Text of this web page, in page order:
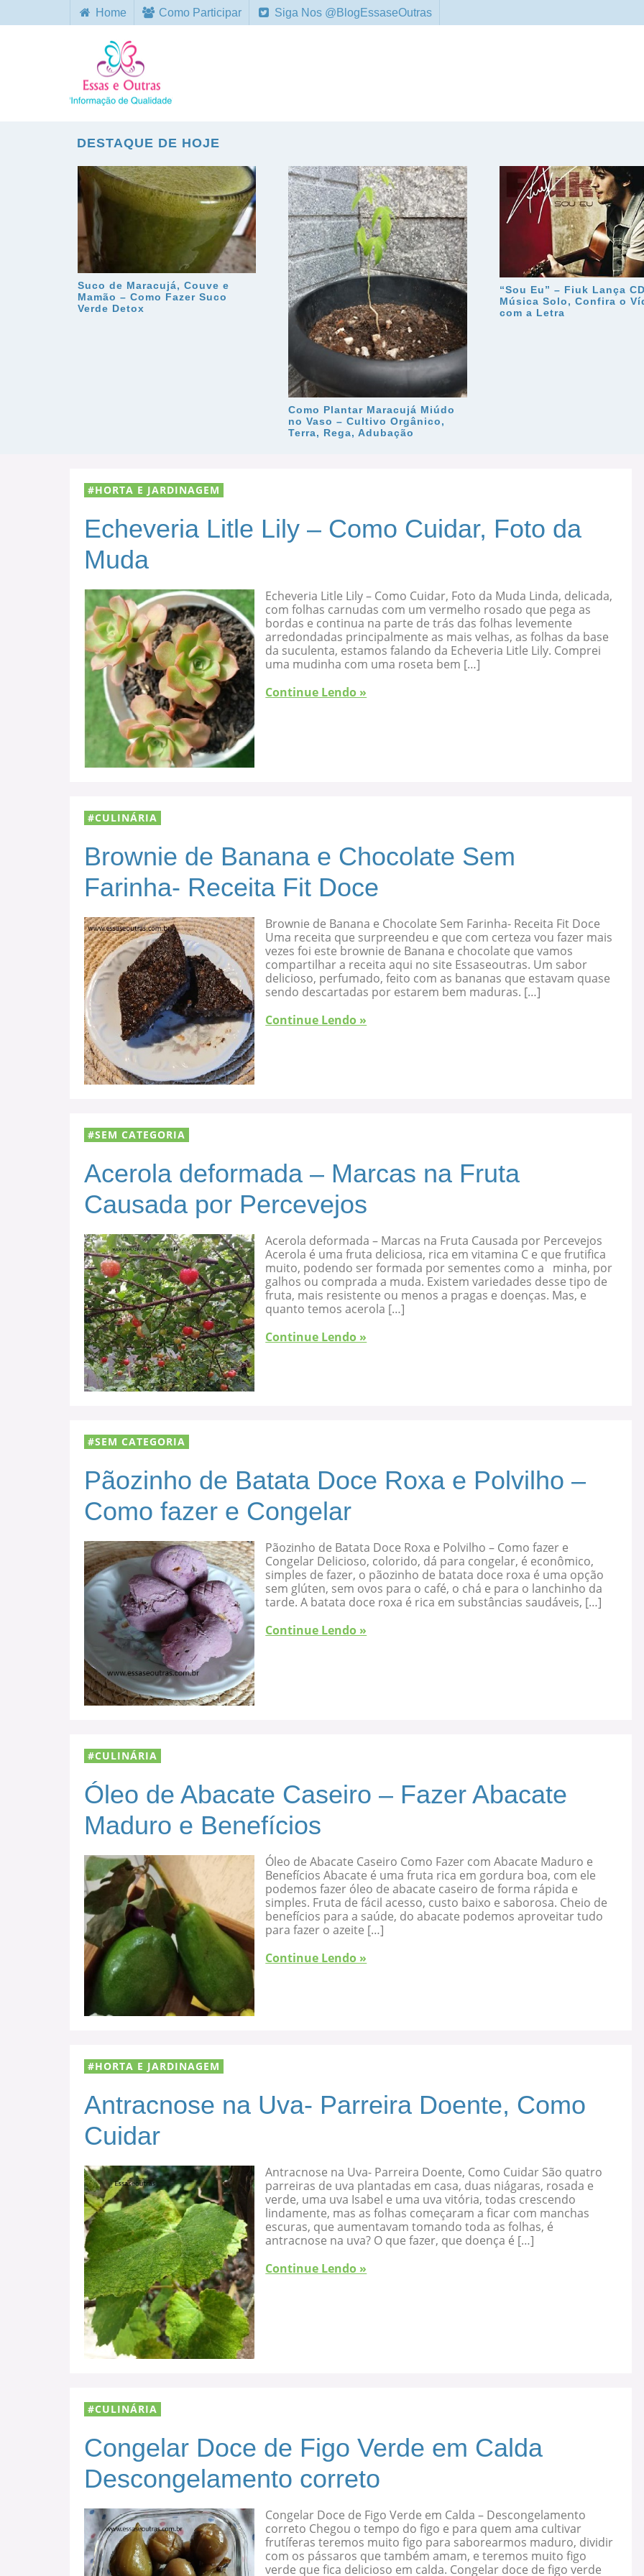
Home Como Participar Siga Nos @BlogEssaseOutras
DESTAQUE DE HOJE
Suco de Maracujá, Couve e
Mamão – Como Fazer Suco
Verde Detox
Como Plantar Maracujá Miúdo
no Vaso – Cultivo Orgânico,
Terra, Rega, Adubação
“Sou Eu” – Fiuk Lança
Música Solo, Confira o
com a Letra
HORTA E JARDINAGEM
Echeveria Litle Lily – Como Cuidar, Foto da
Muda
Echeveria Litle Lily – Como Cuidar, Foto da Muda Linda, delicada,
com folhas carnudas com um vermelho rosado que pega as
bordas e continua na parte de trás das folhas levemente
arredondadas principalmente as mais velhas, as folhas da base
da suculenta, estamos falando da Echeveria Litle Lily. Comprei
uma mudinha com uma roseta bem […]
Continue Lendo »
CULINÁRIA
Brownie de Banana e Chocolate Sem
Farinha- Receita Fit Doce
Brownie de Banana e Chocolate Sem Farinha- Receita Fit Doce
Uma receita que surpreendeu e que com certeza vou fazer mais
vezes foi este brownie de Banana e chocolate que vamos
compartilhar a receita aqui no site Essaseoutras. Um sabor
delicioso, perfumado, feito com as bananas que estavam quase
sendo descartadas por estarem bem maduras. […]
Continue Lendo »
SEM CATEGORIA
Acerola deformada – Marcas na Fruta
Causada por Percevejos
Acerola deformada – Marcas na Fruta Causada por Percevejos
Acerola é uma fruta deliciosa, rica em vitamina C e que frutifica
muito, podendo ser formada por sementes como a minha, por
galhos ou comprada a muda. Existem variedades desse tipo de
fruta, mais resistente ou menos a pragas e doenças. Mas, e
quanto temos acerola […]
Continue Lendo »
SEM CATEGORIA
Pãozinho de Batata Doce Roxa e Polvilho –
Como fazer e Congelar
Pãozinho de Batata Doce Roxa e Polvilho – Como fazer e
Congelar Delicioso, colorido, dá para congelar, é econômico,
simples de fazer, o pãozinho de batata doce roxa é uma opção
sem glúten, sem ovos para o café, o chá e para o lanchinho da
tarde. A batata doce roxa é rica em substâncias saudáveis, […]
Continue Lendo »
CULINÁRIA
Óleo de Abacate Caseiro – Fazer Abacate
Maduro e Benefícios
Óleo de Abacate Caseiro Como Fazer com Abacate Maduro e
Benefícios Abacate é uma fruta rica em gordura boa, com ele
podemos fazer óleo de abacate caseiro de forma rápida e
simples. Fruta de fácil acesso, custo baixo e saborosa. Cheio de
benefícios para a saúde, do abacate podemos aproveitar tudo
para fazer o azeite […]
Continue Lendo »
HORTA E JARDINAGEM
Antracnose na Uva- Parreira Doente, Como
Cuidar
Antracnose na Uva- Parreira Doente, Como Cuidar São quatro
parreiras de uva plantadas em casa, duas niágaras, rosada e
verde, uma uva Isabel e uma uva vitória, todas crescendo
lindamente, mas as folhas começaram a ficar com manchas
escuras, que aumentavam tomando toda as folhas, é
antracnose na uva? O que fazer, que doença é […]
Continue Lendo »
CULINÁRIA
Congelar Doce de Figo Verde em Calda
Descongelamento correto
Congelar Doce de Figo Verde em Calda – Descongelamento
correto Chegou o tempo do figo e para quem ama cultivar
frutíferas teremos muito figo para saborearmos maduro, dividir
com os pássaros que também amam, e teremos muito figo
verde que fica delicioso em calda. Congelar doce de figo verde